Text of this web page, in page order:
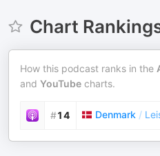
Chart
How this podcast ranks in the
and YouTube charts.
#14 Denmark /